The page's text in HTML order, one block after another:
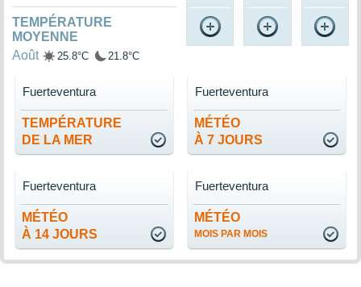
TEMPÉRATURE
MOYENNE
Août
25.8°C 21.8°C
TEMPÉRATURE
DE LA MER
Fuerteventura
MÉTÉO
À 7 JOURS
Fuerteventura
MÉTÉO
À 14 JOURS
Fuerteventura
MÉTÉO
MOIS PAR MOIS
Fuerteventura